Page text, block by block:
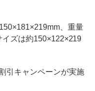
、重量
ズは約150×122×219
引キャンペーンが実施